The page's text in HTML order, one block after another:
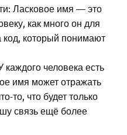
Ласковое имя — это
как много он для
код, который понимают
каждого человека есть
имя может отражать
то, что будет только
связь ещё более